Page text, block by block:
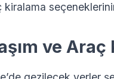
kiralama
ve